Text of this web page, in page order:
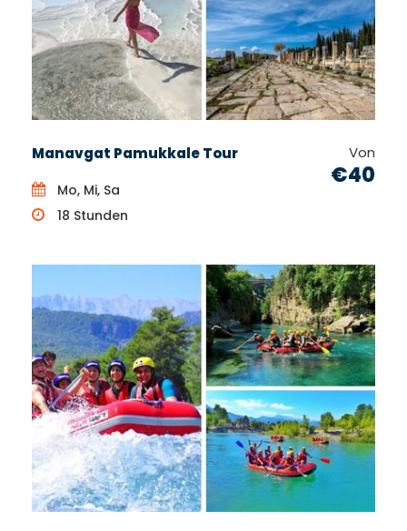
Manavgat Pamukkale Tour Von
€40
Mo, Mi, Sa
18 Stunden